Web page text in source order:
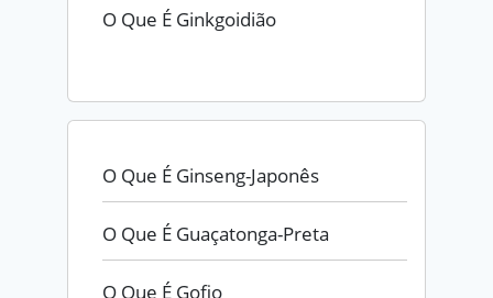
O Que É Ginkgoidião
O Que É Ginseng-Japonês
O Que É Guaçatonga-Preta
O Que É Gofio